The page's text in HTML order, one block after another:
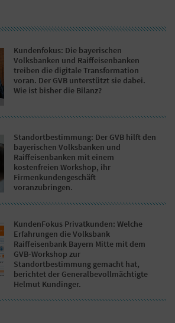
Kundenfokus: Die bayerischen
Volksbanken und Raiffeisenbanken
treiben die digitale Transformation
voran. Der GVB unterstützt sie dabei.
Wie ist bisher die Bilanz?
Standortbestimmung: Der GVB hilft den
bayerischen Volksbanken und
Raiffeisenbanken mit einem
kostenfreien Workshop, ihr
Firmenkundengeschäft
voranzubringen.
KundenFokus Privatkunden: Welche
Erfahrungen die Volksbank
Raiffeisenbank Bayern Mitte mit dem
GVB-Workshop zur
Standortbestimmung gemacht hat,
berichtet der Generalbevollmächtigte
Helmut Kundinger.